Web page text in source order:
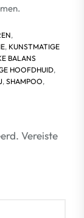
,
, KUNSTMATIGE
BALANS
HOOFDHUID,
, SHAMPOO,
Vereiste